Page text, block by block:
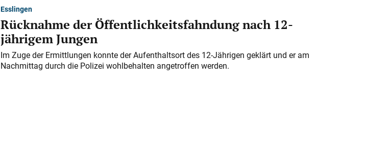
Esslingen
Rücknahme der Öffentlichkeitsfahndung nach 12-
jährigem Jungen
Im Zuge der Ermittlungen konnte der Aufenthaltsort des 12-Jährigen geklärt und er am
Nachmittag durch die Polizei wohlbehalten angetroffen werden.